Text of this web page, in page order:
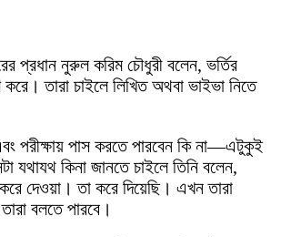
প্রধান নুরুল করিম চৌধুরী বলেন, ভর্তির
করে। তারা চাইলে লিখিত অথবা ভাইভা নিতে
পরীক্ষায় পাস করতে পারবেন কি না—এটুকুই
যথাযথ কিনা জানতে চাইলে তিনি বলেন,
দেওয়া। তা করে দিয়েছি। এখন তারা
বলতে পারবে।